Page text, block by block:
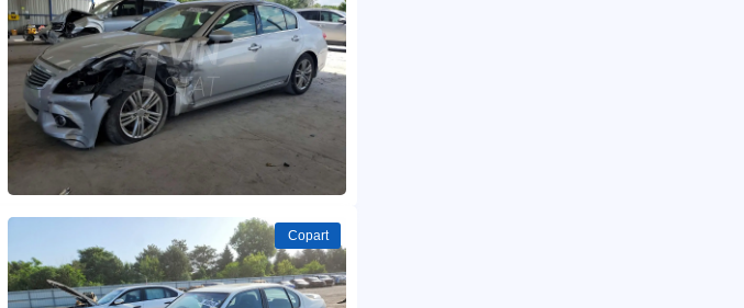
Copart